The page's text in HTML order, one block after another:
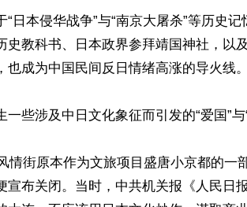
日本侵华战争”与“南京大屠杀”等历史
史教科书、日本政界参拜靖国神社，以
也成为中国民间反日情绪高涨的导火线。
些涉及中日文化象征而引发的“爱国”与
情街原本作为文旅项目盛唐小京都的一
宣布关闭。当时，中共机关报《人民日